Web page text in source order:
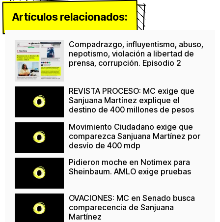
Artículos relacionados:
Compadrazgo, influyentismo, abuso,
nepotismo, violación a libertad de
prensa, corrupción. Episodio 2
REVISTA PROCESO: MC exige que
Sanjuana Martínez explique el
destino de 400 millones de pesos
Movimiento Ciudadano exige que
comparezca Sanjuana Martínez por
desvío de 400 mdp
Pidieron moche en Notimex para
Sheinbaum. AMLO exige pruebas
OVACIONES: MC en Senado busca
comparecencia de Sanjuana
Martínez